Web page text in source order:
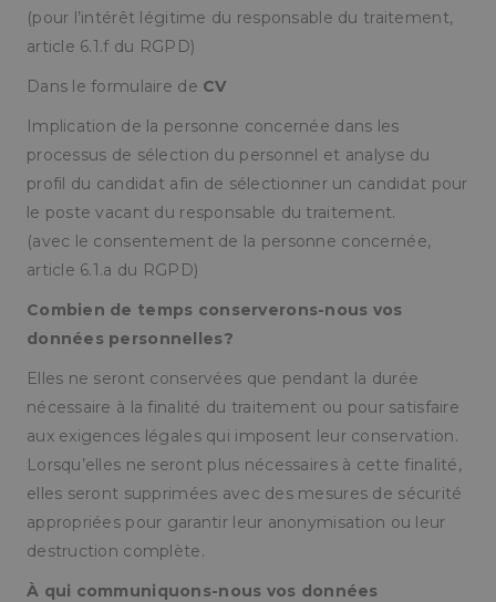
(pour l’intérêt légitime du responsable du traitement,
article 6.1.f du RGPD)
Dans le formulaire de CV
Implication de la personne concernée dans les
processus de sélection du personnel et analyse du
profil du candidat afin de sélectionner un candidat pour
le poste vacant du responsable du traitement.
(avec le consentement de la personne concernée,
article 6.1.a du RGPD)
Combien de temps conserverons-nous vos
données personnelles?
Elles ne seront conservées que pendant la durée
nécessaire à la finalité du traitement ou pour satisfaire
aux exigences légales qui imposent leur conservation.
Lorsqu’elles ne seront plus nécessaires à cette finalité,
elles seront supprimées avec des mesures de sécurité
appropriées pour garantir leur anonymisation ou leur
destruction complète.
À qui communiquons-nous vos données